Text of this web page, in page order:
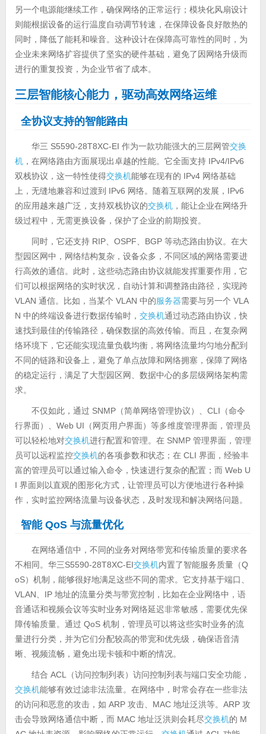
另一个电源能继续工作，确保网络的正常运行；模块化风扇设计
则能根据设备的运行温度自动调节转速，在保障设备良好散热的
同时，降低了能耗和噪音。这种设计在保障高可靠性的同时，为
企业未来网络扩容提供了坚实的硬件基础，避免了因网络升级而
进行的重复投资，为企业节省了成本。
三层智能核心能力，驱动高效网络运维
全协议支持的智能路由
华三 S5590-28T8XC-EI 作为一款功能强大的三层网管交换
机，在网络路由方面展现出卓越的性能。它全面支持 IPv4/IPv6
双栈协议，这一特性使得交换机能够在现有的 IPv4 网络基础
上，无缝地兼容和过渡到 IPv6 网络。随着互联网的发展，IPv6
的应用越来越广泛，支持双栈协议的交换机，能让企业在网络升
级过程中，无需更换设备，保护了企业的前期投资。
同时，它还支持 RIP、OSPF、BGP 等动态路由协议。在大
型园区网中，网络结构复杂，设备众多，不同区域的网络需要进
行高效的通信。此时，这些动态路由协议就能发挥重要作用，它
们可以根据网络的实时状况，自动计算和调整路由路径，实现跨
VLAN 通信。比如，当某个 VLAN 中的服务器需要与另一个 VLA
N 中的终端设备进行数据传输时， 交换机通过动态路由协议，快
速找到最佳的传输路径，确保数据的高效传输。而且，在复杂网
络环境下，它还能实现流量负载均衡，将网络流量均匀地分配到
不同的链路和设备上，避免了单点故障和网络拥塞，保障了网络
的稳定运行，满足了大型园区网、数据中心的多层级网络架构需
求。
不仅如此，通过 SNMP（简单网络管理协议）、CLI（命令
行界面）、Web UI（网页用户界面）等多维度管理界面，管理员
可以轻松地对交换机进行配置和管理。在 SNMP 管理界面，管理
员可以远程监控交换机的各项参数和状态；在 CLI 界面，经验丰
富的管理员可以通过输入命令，快速进行复杂的配置；而 Web U
I 界面则以直观的图形化方式，让管理员可以方便地进行各种操
作，实时监控网络流量与设备状态，及时发现和解决网络问题。
智能 QoS 与流量优化
在网络通信中，不同的业务对网络带宽和传输质量的要求各
不相同。华三S5590-28T8XC-EI交换机内置了智能服务质量（Q
oS）机制，能够很好地满足这些不同的需求。它支持基于端口、
VLAN、IP 地址的流量分类与带宽控制，比如在企业网络中，语
音通话和视频会议等实时业务对网络延迟非常敏感，需要优先保
障传输质量。通过 QoS 机制，管理员可以将这些实时业务的流
量进行分类，并为它们分配较高的带宽和优先级，确保语音清
晰、视频流畅，避免出现卡顿和中断的情况。
结合 ACL（访问控制列表）访问控制列表与端口安全功能，
交换机能够有效过滤非法流量。在网络中，时常会存在一些非法
的访问和恶意的攻击，如 ARP 攻击、MAC 地址泛洪等。ARP 攻
击会导致网络通信中断，而 MAC 地址泛洪则会耗尽交换机的 M